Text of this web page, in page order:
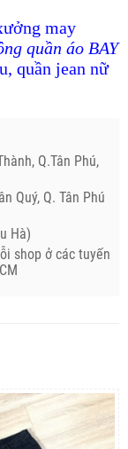
may
quần áo BAY
, quần jean nữ
Q.Tân Phú,
Quý, Q. Tân Phú
Hà)
shop ở các tuyến